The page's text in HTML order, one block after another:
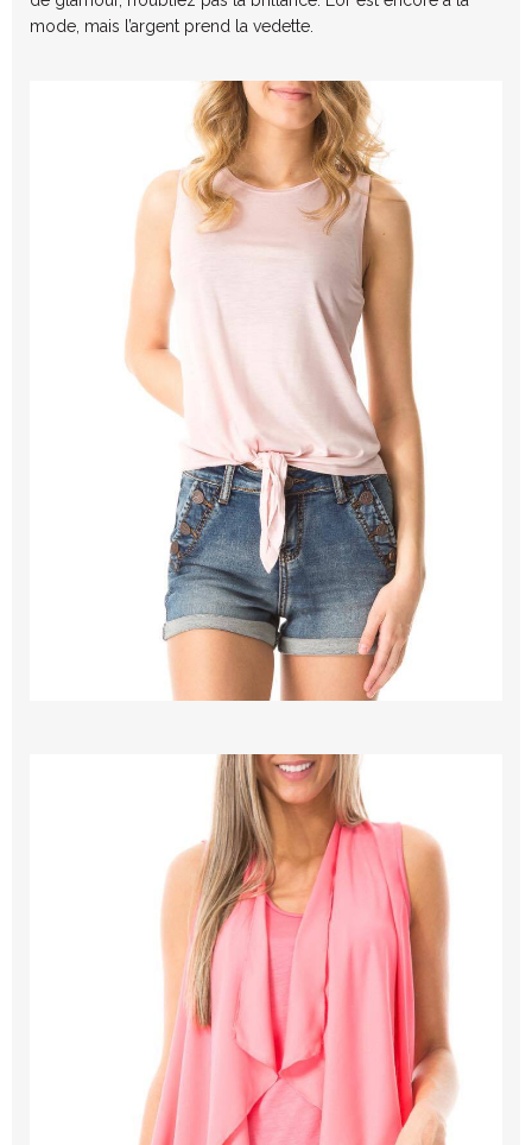
mode, mais l’argent prend la vedette.